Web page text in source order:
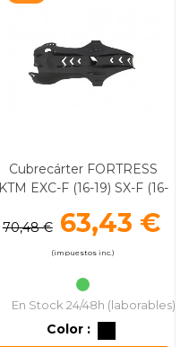
Cubrecárter FORTRESS
KTM EXC-F (16-19) SX-F (16-
70,48 € 63,43 €
(impuestos inc.)
En Stock 24/48h (laborables)
Color :